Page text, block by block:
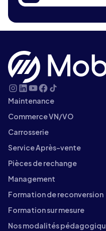
Maintenance
Commerce VN/VO
Carrosserie
Service Après-vente
Pièces de rechange
Management
Formation de reconversion
Formation sur mesure
Nos modalités